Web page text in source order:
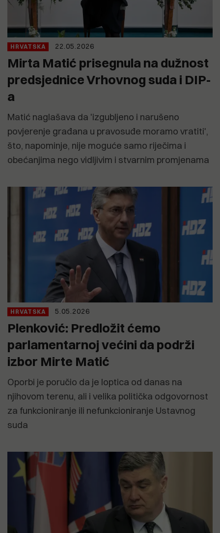
HRVATSKA 22.05.2026
Mirta Matić prisegnula na dužnost
predsjednice Vrhovnog suda i DIP-
a
Matić naglašava da 'izgubljeno i narušeno
povjerenje građana u pravosuđe moramo vratiti',
što, napominje, nije moguće samo riječima i
obećanjima nego vidljivim i stvarnim promjenama
HRVATSKA 5.05.2026
Plenković: Predložit ćemo
parlamentarnoj većini da podrži
izbor Mirte Matić
Oporbi je poručio da je loptica od danas na
njihovom terenu, ali i velika politička odgovornost
za funkcioniranje ili nefunkcioniranje Ustavnog
suda